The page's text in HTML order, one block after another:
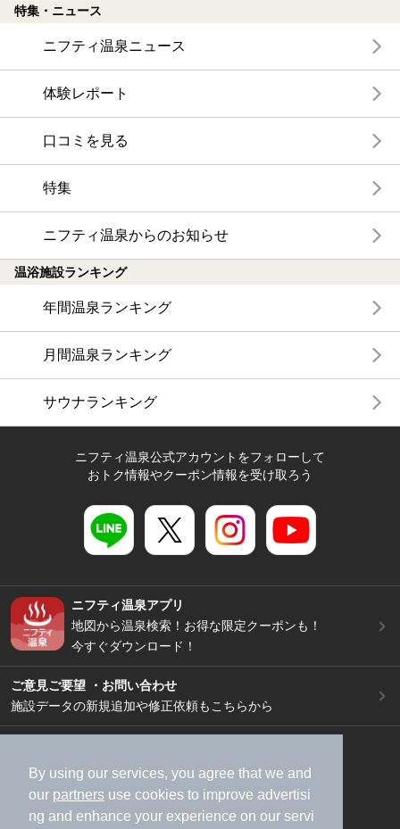
By using our services, you agree that we and
our partners use cookies to improve advertisi
ng and enhance your experience on our servi
特集・ニュース
ニフティ温泉ニュース
体験レポート
口コミを見る
特集
ニフティ温泉からのお知らせ
温浴施設ランキング
年間温泉ランキング
月間温泉ランキング
サウナランキング
ニフティ温泉公式アカウントをフォローして
おトク情報やクーポン情報を受け取ろう
ニフティ温泉アプリ
地図から温泉検索！お得な限定クーポンも！
今すぐダウンロード！
ご意見ご要望 ・お問い合わせ
施設データの新規追加や修正依頼もこちらから
加盟店募集（資料請求）
広告出稿のご案内
利用規約
ライフスタイルMEMBERS+規約
特定商取引法に基づく表記
ヘルプ 採用情報